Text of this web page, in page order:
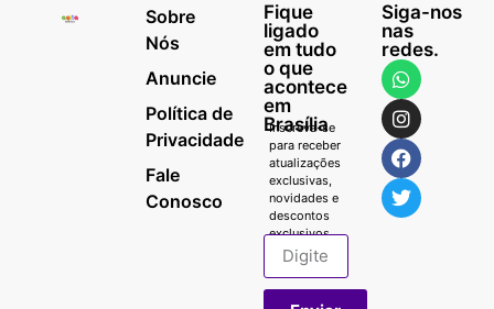
Sobre
Nós
Anuncie
Política de
Privacidade
Fale
Conosco
Fique
ligado
em tudo
o que
acontece
em
Brasília
Inscreva-se
para receber
atualizações
exclusivas,
novidades e
descontos
exclusivos.
Siga-nos
nas
redes.